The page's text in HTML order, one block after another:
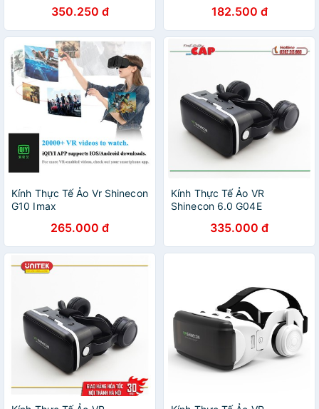
350.250 đ 182.500 đ
Kính Thực Tế Ảo Vr Shinecon
G10 Imax
265.000 đ
Kính Thực Tế Ảo VR
Shinecon 6.0 G04E
335.000 đ